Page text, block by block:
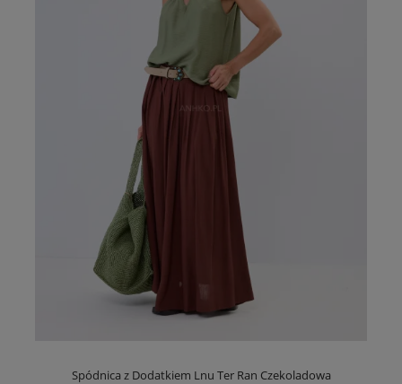
Spódnica z Dodatkiem Lnu Ter Ran Czekoladowa